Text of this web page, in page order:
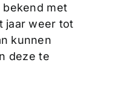
bekend met
jaar weer tot
kunnen
deze te